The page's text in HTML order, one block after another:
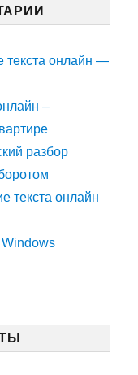
текста онлайн —
–
разбор
текста онлайн